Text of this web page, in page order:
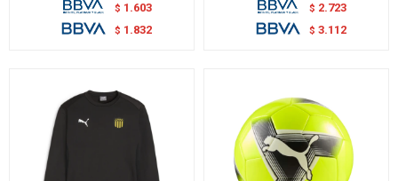
$ 1.603
$ 1.832
$ 2.723
$ 3.112